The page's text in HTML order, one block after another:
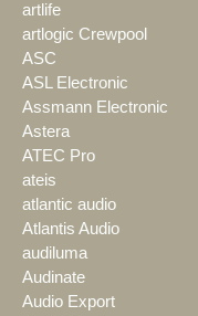
artlife
artlogic Crewpool
ASC
ASL Electronic
Assmann Electronic
Astera
ATEC Pro
ateis
atlantic audio
Atlantis Audio
audiluma
Audinate
Audio Export